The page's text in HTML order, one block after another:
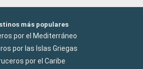
más populares
por el Mediterráneo
por las Islas Griegas
por el Caribe